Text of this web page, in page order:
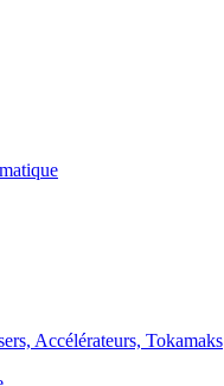
Accélérateurs, Tokamaks